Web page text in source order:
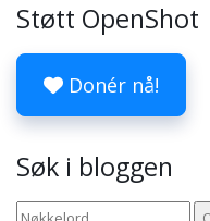
Støtt OpenShot
Donér nå!
Søk i bloggen